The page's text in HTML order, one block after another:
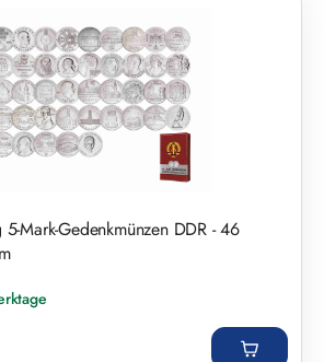
Mark-Gedenkmünzen DDR - 46